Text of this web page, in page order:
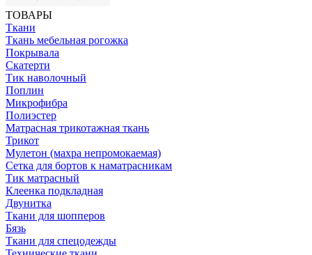
ТОВАРЫ
Ткани
Ткань мебельная рогожка
Покрывала
Скатерти
Тик наволочный
Поплин
Микрофибра
Полиэстер
Матрасная трикотажная ткань
Трикот
Мулетон (махра непромокаемая)
Сетка для бортов к наматрасникам
Тик матрасный
Клеенка подкладная
Двунитка
Ткани для шопперов
Бязь
Ткани для спецодежды